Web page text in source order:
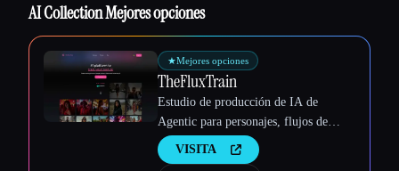
AI Collection Mejores opciones
★Mejores opciones
TheFluxTrain
Estudio de producción de IA de
Agentic para personajes, flujos de
trabajo y vídeos coherentes
VISITA